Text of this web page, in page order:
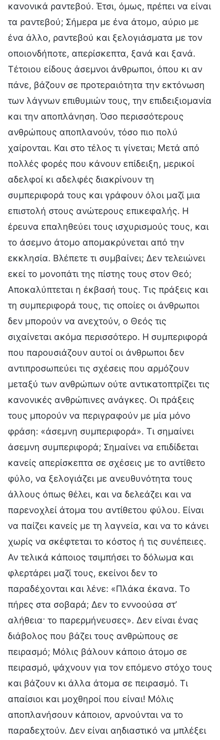
κανονικά ραντεβού. Έτσι, όμως, πρέπει να είναι
τα ραντεβού; Σήμερα με ένα άτομο, αύριο με
ένα άλλο, ραντεβού και ξελογιάσματα με τον
οποιονδήποτε, απερίσκεπτα, ξανά και ξανά.
Τέτοιου είδους άσεμνοι άνθρωποι, όπου κι αν
πάνε, βάζουν σε προτεραιότητα την εκτόνωση
των λάγνων επιθυμιών τους, την επιδειξιομανία
και την αποπλάνηση. Όσο περισσότερους
ανθρώπους αποπλανούν, τόσο πιο πολύ
χαίρονται. Και στο τέλος τι γίνεται; Μετά από
πολλές φορές που κάνουν επίδειξη, μερικοί
αδελφοί κι αδελφές διακρίνουν τη
συμπεριφορά τους και γράφουν όλοι μαζί μια
επιστολή στους ανώτερους επικεφαλής. Η
έρευνα επαληθεύει τους ισχυρισμούς τους, και
το άσεμνο άτομο απομακρύνεται από την
εκκλησία. Βλέπετε τι συμβαίνει; Δεν τελειώνει
εκεί το μονοπάτι της πίστης τους στον Θεό;
Αποκαλύπτεται η έκβασή τους. Τις πράξεις και
τη συμπεριφορά τους, τις οποίες οι άνθρωποι
δεν μπορούν να ανεχτούν, ο Θεός τις
σιχαίνεται ακόμα περισσότερο. Η συμπεριφορά
που παρουσιάζουν αυτοί οι άνθρωποι δεν
αντιπροσωπεύει τις σχέσεις που αρμόζουν
μεταξύ των ανθρώπων ούτε αντικατοπτρίζει τις
κανονικές ανθρώπινες ανάγκες. Οι πράξεις
τους μπορούν να περιγραφούν με μία μόνο
φράση: «άσεμνη συμπεριφορά». Τι σημαίνει
άσεμνη συμπεριφορά; Σημαίνει να επιδίδεται
κανείς απερίσκεπτα σε σχέσεις με το αντίθετο
φύλο, να ξελογιάζει με ανευθυνότητα τους
άλλους όπως θέλει, και να δελεάζει και να
παρενοχλεί άτομα του αντίθετου φύλου. Είναι
να παίζει κανείς με τη λαγνεία, και να το κάνει
χωρίς να σκέφτεται το κόστος ή τις συνέπειες.
Αν τελικά κάποιος τσιμπήσει το δόλωμα και
φλερτάρει μαζί τους, εκείνοι δεν το
παραδέχονται και λένε: «Πλάκα έκανα. Το
πήρες στα σοβαρά; Δεν το εννοούσα στ’
αλήθεια· το παρερμήνευσες». Δεν είναι ένας
διάβολος που βάζει τους ανθρώπους σε
πειρασμό; Μόλις βάλουν κάποιο άτομο σε
πειρασμό, ψάχνουν για τον επόμενο στόχο τους
και βάζουν κι άλλα άτομα σε πειρασμό. Τι
απαίσιοι και μοχθηροί που είναι! Μόλις
αποπλανήσουν κάποιον, αρνούνται να το
παραδεχτούν. Δεν είναι αηδιαστικό να μπλέξει